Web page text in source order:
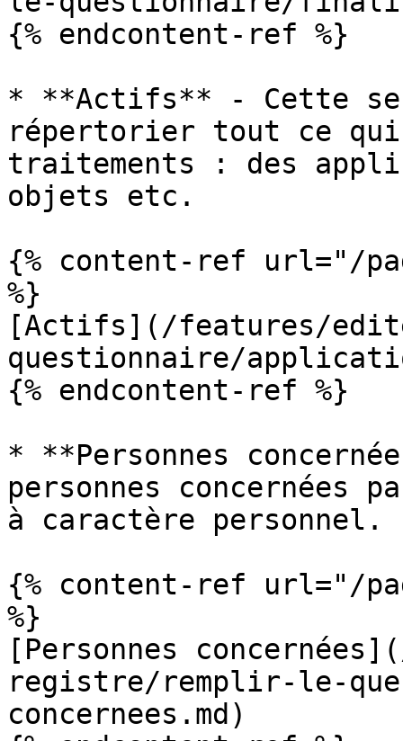
{% endcontent-ref %}
* **Actifs** - Cette
répertorier tout ce
traitements : des
objets etc.
{% content-ref url="/
%}
[Actifs](/features/
questionnaire/
{% endcontent-ref %}
* **Personnes
personnes concernées
à caractère personnel.
{% content-ref url="/
%}
[Personnes
registre/remplir-le-
concernees.md)